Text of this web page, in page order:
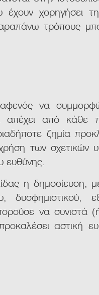
έχουν
τρόπους
να
από κάθε
ζημία
των σχετικών
ευθύνης.
η δημοσίευση,
να συνιστά
αστική